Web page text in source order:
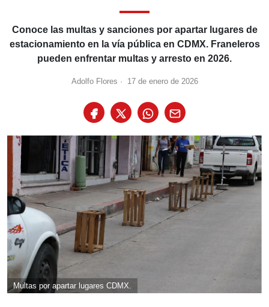
Conoce las multas y sanciones por apartar lugares de
estacionamiento en la vía pública en CDMX. Franeleros
pueden enfrentar multas y arresto en 2026.
Adolfo Flores · 17 de enero de 2026
Multas por apartar lugares CDMX.